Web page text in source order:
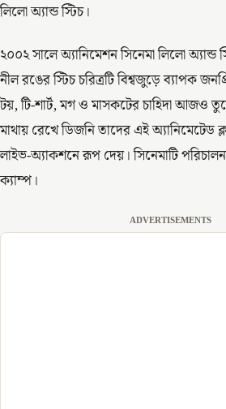
লিলো অ্যান্ড স্টিচ।
২০০২ সালে অ্যানিমেশন সিনেমা লিলো অ্যান্ড
নীল রঙের স্টিচ চরিত্রটি বিশ্বজুড়ে ব্যাপক
টয়, টি-শার্ট, মগ ও মাসকটের চাহিদা আজও
মাথায় রেখে ডিজনি তাদের এই অ্যানিমেটেড
লাইভ-অ্যাকশনে রূপ দেয়। সিনেমাটি
ক্যাম্প।
ADVERTISEMENTS